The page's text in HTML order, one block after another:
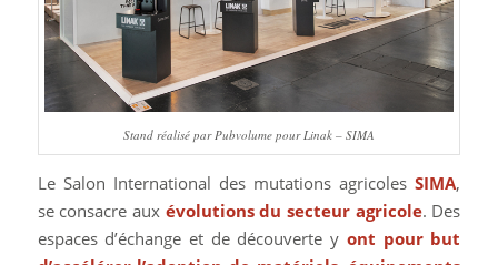
Stand réalisé par Pubvolume pour Linak – SIMA
Le Salon International des mutations agricolesSIMA,
se consacre aux évolutions du secteur agricole. Des
espaces d’échange et de découverte y ont pour but